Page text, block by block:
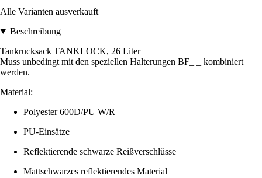
Alle Varianten ausverkauft
Beschreibung
Tankrucksack TANKLOCK, 26 Liter
Muss unbedingt mit den speziellen Halterungen BF_ _ kombiniert
werden.
Material:
Polyester 600D/PU W/R
PU-Einsätze
Reflektierende schwarze Reißverschlüsse
Mattschwarzes reflektierendes Material